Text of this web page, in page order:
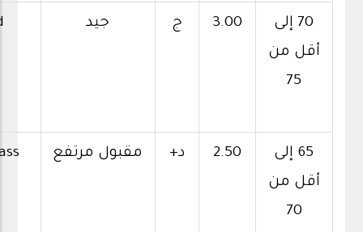
70 إلى
أقل من
75
3.00 ج جيد
65 إلى
أقل من
70
2.50 د+ مقبول مرتفع